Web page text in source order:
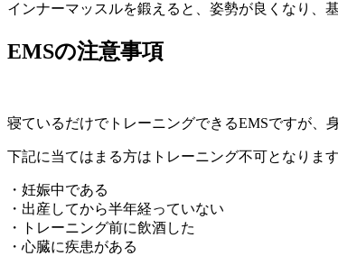
インナーマッスルを鍛えると、姿勢が良くなり、
EMSの注意事項
寝ているだけでトレーニングできるEMSですが、
下記に当てはまる方はトレーニング不可となりま
・妊娠中である
・出産してから半年経っていない
・トレーニング前に飲酒した
・心臓に疾患がある